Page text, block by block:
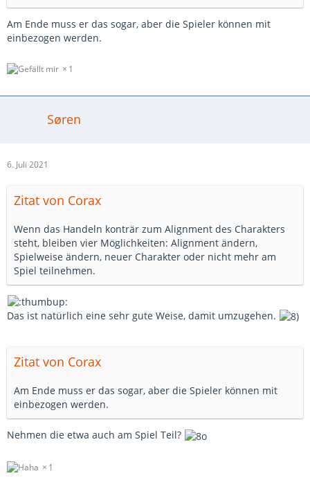
Am Ende muss er das sogar, aber die Spieler können mit
einbezogen werden.
1
Søren
6. Juli 2021
Zitat von Corax
Wenn das Handeln konträr zum Alignment des Charakters
steht, bleiben vier Möglichkeiten: Alignment ändern,
Spielweise ändern, neuer Charakter oder nicht mehr am
Spiel teilnehmen.
Das ist natürlich eine sehr gute Weise, damit umzugehen.
Zitat von Corax
Am Ende muss er das sogar, aber die Spieler können mit
einbezogen werden.
Nehmen die etwa auch am Spiel Teil?
1